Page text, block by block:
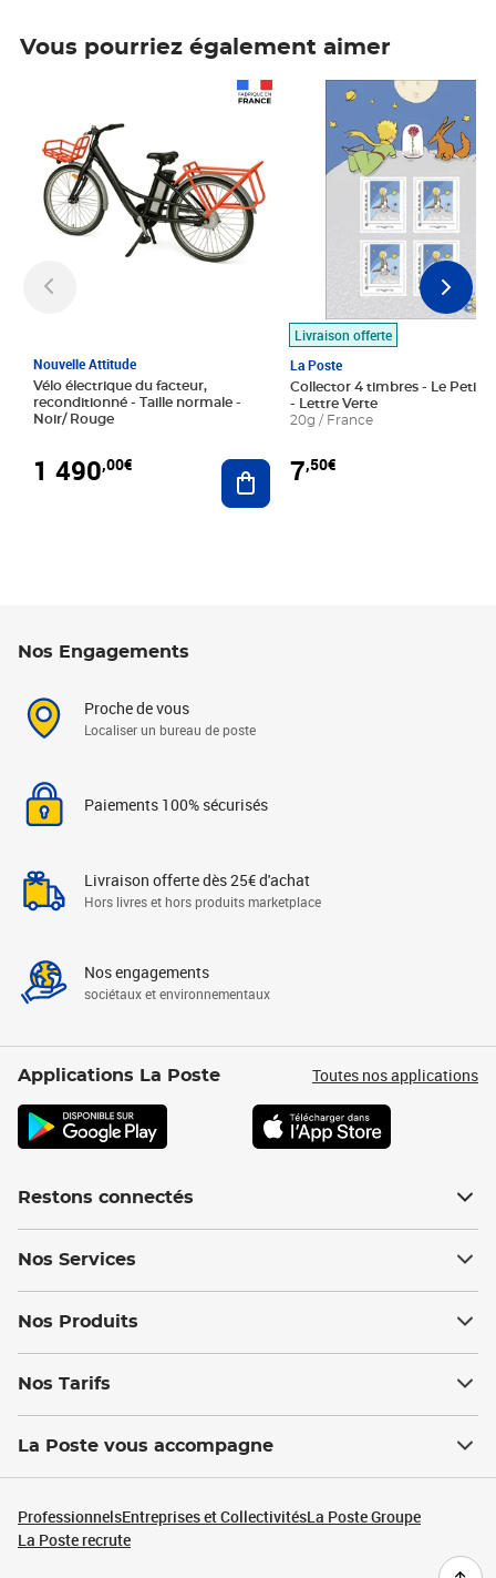
Vous pourriez également aimer
Nouvelle Attitude
Vélo électrique du facteur,
reconditionné - Taille normale -
Noir/ Rouge
1 490,00€ Ajouter au panier
Livraison offerte
La Poste
Collector 4 timbres - Le Petit
- Lettre Verte
20g / France
7,50€
Prix 7,50€
Nos Engagements
Proche de vous
Localiser un bureau de poste
Paiements 100% sécurisés
Livraison offerte dès 25€ d'achat
Hors livres et hors produits marketplace
Nos engagements
sociétaux et environnementaux
Applications La Poste Toutes nos applications
Restons connectés
Nos Services
Nos Produits
Nos Tarifs
La Poste vous accompagne
ProfessionnelsEntreprises et CollectivitésLa Poste Groupe
La Poste recrute